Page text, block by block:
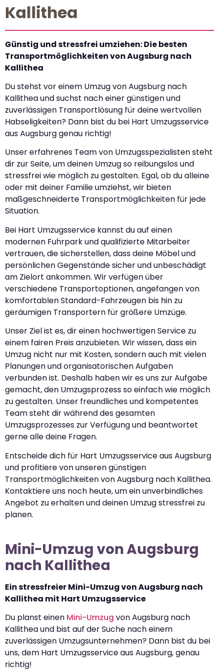
Kallithea
Günstig und stressfrei umziehen: Die besten
Transportmöglichkeiten von Augsburg nach
Kallithea
Du stehst vor einem Umzug von Augsburg nach
Kallithea und suchst nach einer günstigen und
zuverlässigen Transportlösung für deine wertvollen
Habseligkeiten? Dann bist du bei Hart Umzugsservice
aus Augsburg genau richtig!
Unser erfahrenes Team von Umzugsspezialisten steht
dir zur Seite, um deinen Umzug so reibungslos und
stressfrei wie möglich zu gestalten. Egal, ob du alleine
oder mit deiner Familie umziehst, wir bieten
maßgeschneiderte Transportmöglichkeiten für jede
Situation.
Bei Hart Umzugsservice kannst du auf einen
modernen Fuhrpark und qualifizierte Mitarbeiter
vertrauen, die sicherstellen, dass deine Möbel und
persönlichen Gegenstände sicher und unbeschädigt
am Zielort ankommen. Wir verfügen über
verschiedene Transportoptionen, angefangen von
komfortablen Standard-Fahrzeugen bis hin zu
geräumigen Transportern für größere Umzüge.
Unser Ziel ist es, dir einen hochwertigen Service zu
einem fairen Preis anzubieten. Wir wissen, dass ein
Umzug nicht nur mit Kosten, sondern auch mit vielen
Planungen und organisatorischen Aufgaben
verbunden ist. Deshalb haben wir es uns zur Aufgabe
gemacht, den Umzugsprozess so einfach wie möglich
zu gestalten. Unser freundliches und kompetentes
Team steht dir während des gesamten
Umzugsprozesses zur Verfügung und beantwortet
gerne alle deine Fragen.
Entscheide dich für Hart Umzugsservice aus Augsburg
und profitiere von unseren günstigen
Transportmöglichkeiten von Augsburg nach Kallithea.
Kontaktiere uns noch heute, um ein unverbindliches
Angebot zu erhalten und deinen Umzug stressfrei zu
planen.
Mini-Umzug von Augsburg
nach Kallithea
Ein stressfreier Mini-Umzug von Augsburg nach
Kallithea mit Hart Umzugsservice
Du planst einen Mini-Umzug von Augsburg nach
Kallithea und bist auf der Suche nach einem
zuverlässigen Umzugsunternehmen? Dann bist du bei
uns, dem Hart Umzugsservice aus Augsburg, genau
richtig!